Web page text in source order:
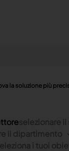
la soluzione più